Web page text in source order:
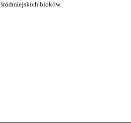
śródmiejskich bloków.